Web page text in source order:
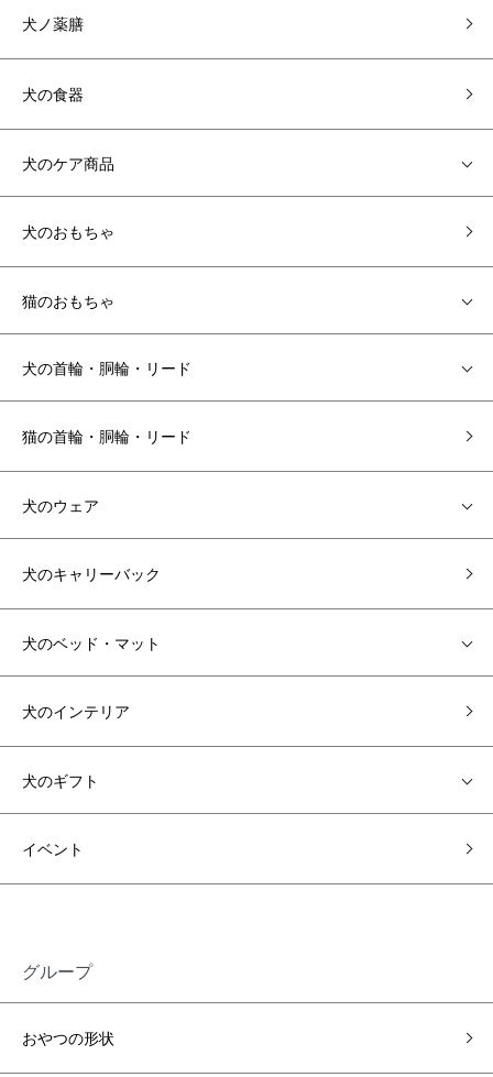
犬ノ薬膳
犬の食器
犬のケア商品
犬のおもちゃ
猫のおもちゃ
犬の首輪・胴輪・リード
猫の首輪・胴輪・リード
犬のウェア
犬のキャリーバック
犬のベッド・マット
犬のインテリア
犬のギフト
イベント
グループ
おやつの形状